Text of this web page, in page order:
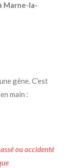
Marne-la-
gêne. C’est
main :
ou accidenté